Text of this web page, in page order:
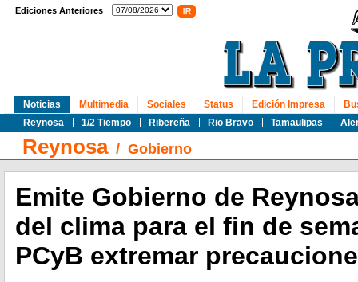
Ediciones Anteriores
Noticias
Reynosa
1/2 Tiempo Ribereña Rio Bravo Tamaulipas
Multimedia Sociales Status Edición Impresa
Reynosa/ Gobierno
Emite Gobierno de
del clima para el fin de
PCyB extremar